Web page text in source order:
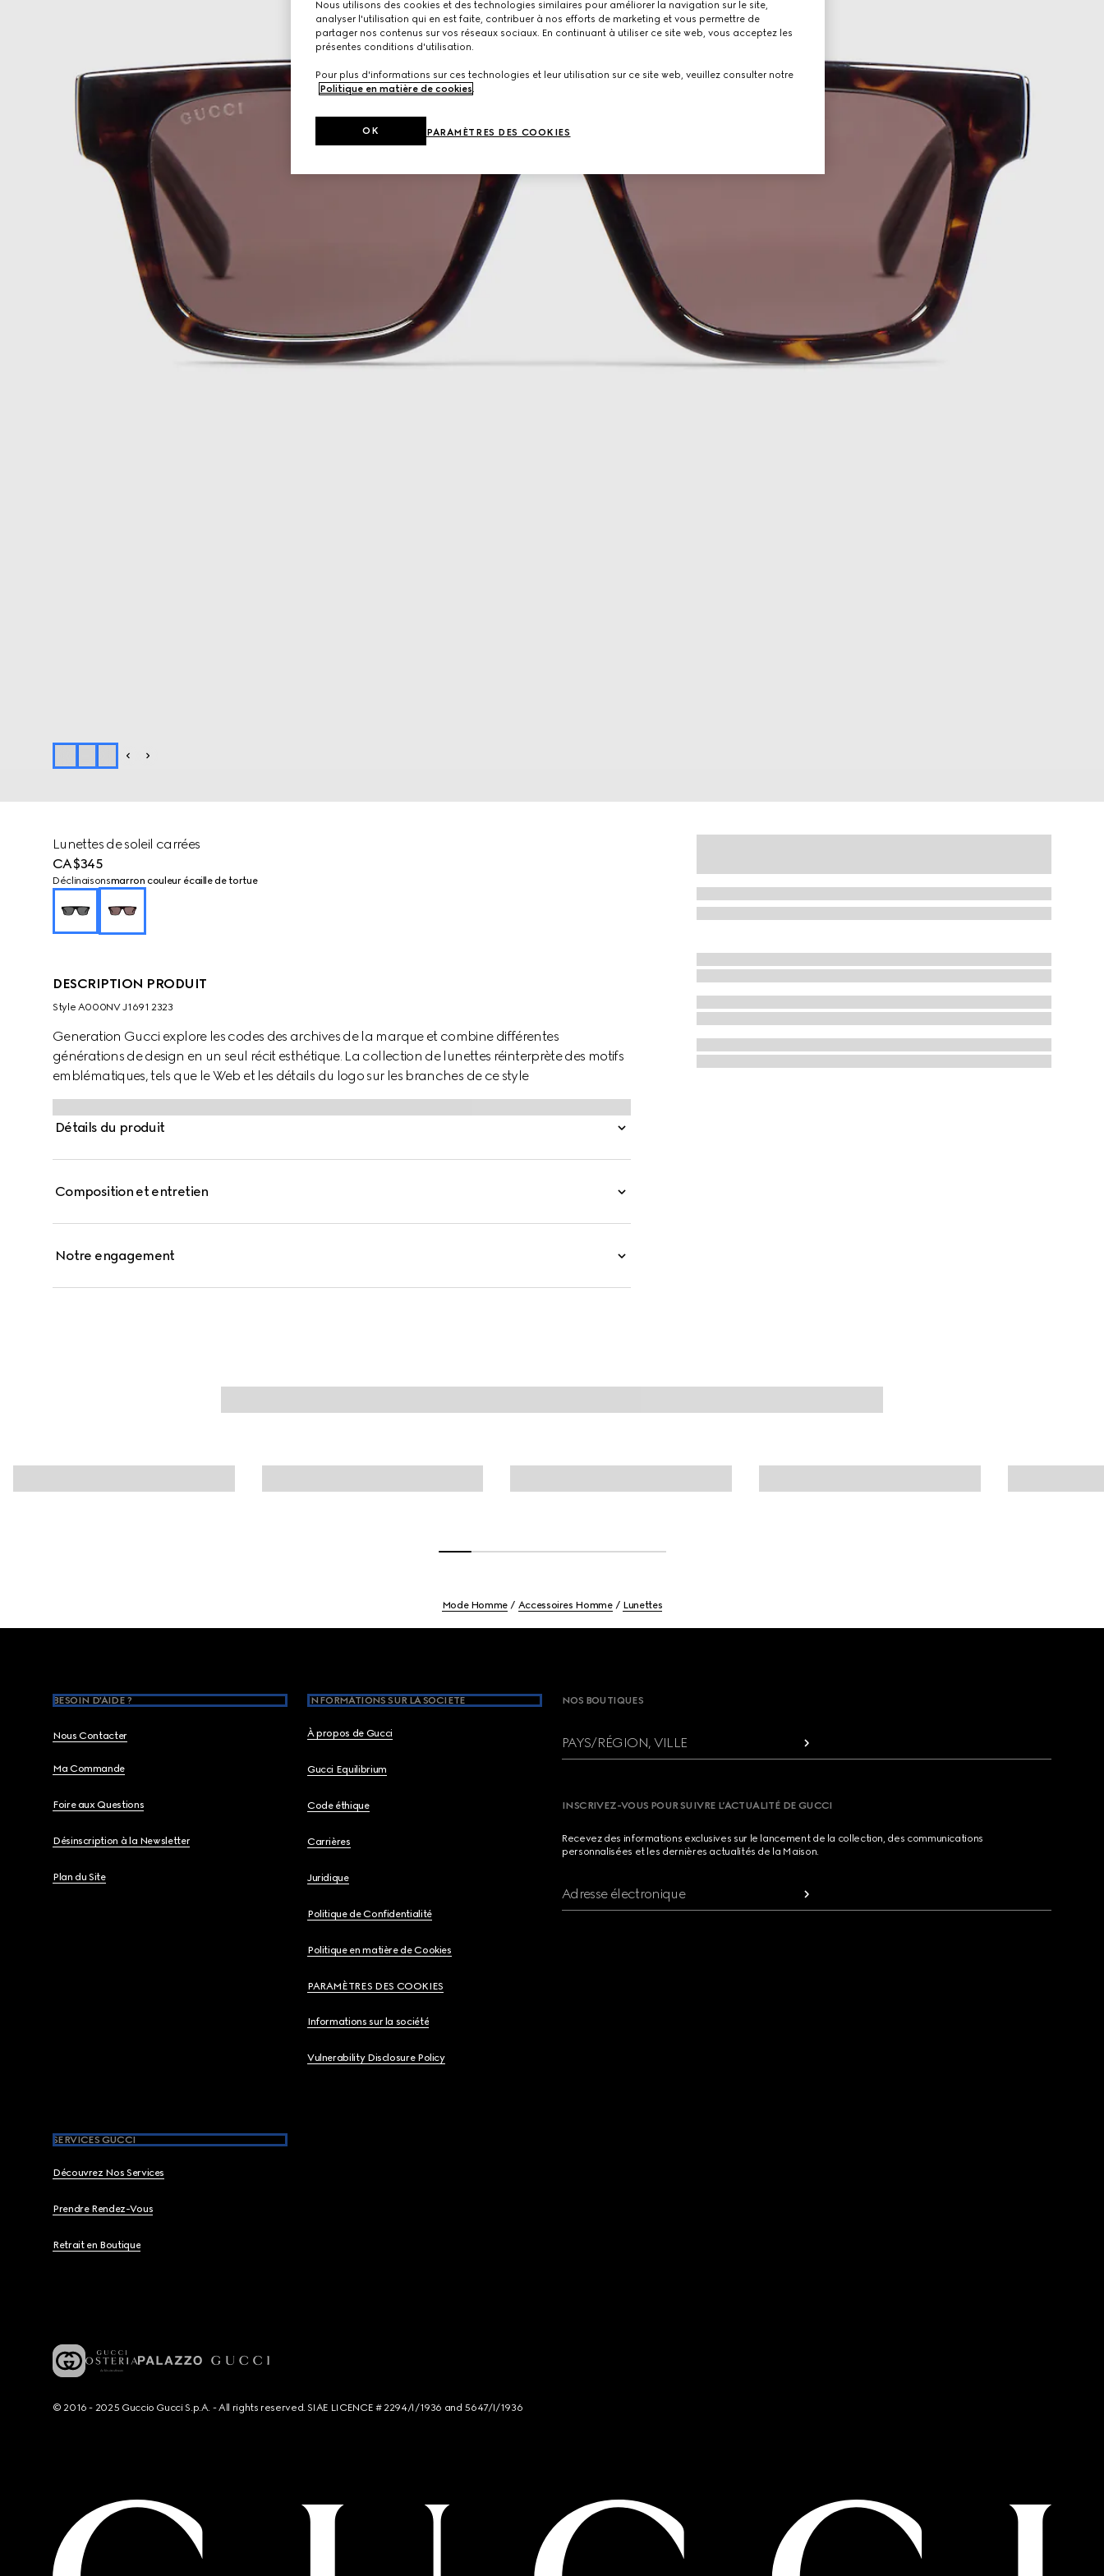
Lunettes de soleil carrées
CA$345
Déclinaisonsmarron couleur écaille de tortue
DESCRIPTION PRODUIT
Style ‎A000NV J1691 2323
Generation Gucci explore les codes des archives de la marque et combine différentes
générations de design en un seul récit esthétique. La collection de lunettes réinterprète des motifs
emblématiques, tels que le Web et les détails du logo sur les branches de ce style
Détails du produit
Composition et entretien
Notre engagement
Mode Homme Accessoires Homme Lunettes
BESOIN D'AIDE ?
Nous Contacter
Ma Commande
Foire aux Questions
Désinscription à la Newsletter
Plan du Site
INFORMATIONS SUR LA SOCIETE
À propos de Gucci
Gucci Equilibrium
Code éthique
Carrières
Juridique
Politique de Confidentialité
Politique en matière de Cookies
PARAMÈTRES DES COOKIES
Informations sur la société
Vulnerability Disclosure Policy
SERVICES GUCCI
Découvrez Nos Services
Prendre Rendez-Vous
Retrait en Boutique
NOS BOUTIQUES
PAYS/RÉGION, VILLE
INSCRIVEZ-VOUS POUR SUIVRE L’ACTUALITÉ DE GUCCI
Recevez des informations exclusives sur le lancement de la collection, des communications
personnalisées et les dernières actualités de la Maison.
Adresse électronique
© 2016 - 2025 Guccio Gucci S.p.A. - All rights reserved. SIAE LICENCE # 2294/I/1936 and 5647/I/1936
Nous utilisons des cookies et des technologies similaires pour améliorer la navigation sur le site,
analyser l'utilisation qui en est faite, contribuer à nos efforts de marketing et vous permettre de
partager nos contenus sur vos réseaux sociaux. En continuant à utiliser ce site web, vous acceptez les
présentes conditions d'utilisation.
Pour plus d'informations sur ces technologies et leur utilisation sur ce site web, veuillez consulter notre
Politique en matière de cookies
PARAMÈTRES DES COOKIES
OK